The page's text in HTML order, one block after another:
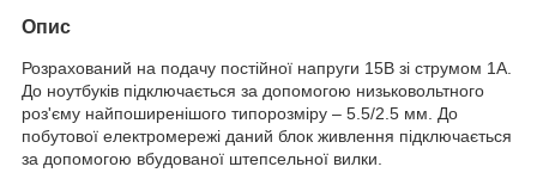
Опис
Розрахований на подачу постійної напруги 15В зі струмом 1А.
До ноутбуків підключається за допомогою низьковольтного
роз'єму найпоширенішого типорозміру – 5.5/2.5 мм. До
побутової електромережі даний блок живлення підключається
за допомогою вбудованої штепсельної вилки.